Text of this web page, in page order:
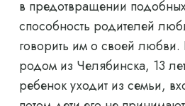
в предотвращении
способность родителей
говорить им о своей любви.
родом из Челябинска, 13
ребенок уходит из семьи,